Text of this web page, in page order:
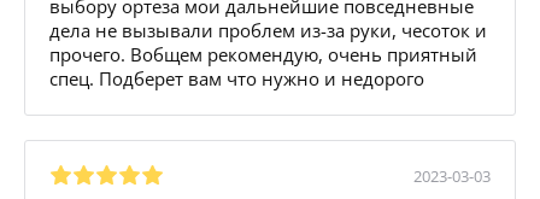
выбору ортеза мои дальнейшие повседневные
дела не вызывали проблем из-за руки, чесоток и
прочего. Вобщем рекомендую, очень приятный
спец. Подберет вам что нужно и недорого
2023-03-03